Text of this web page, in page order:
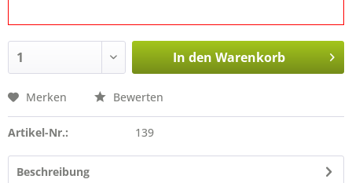
In den Warenkorb
Merken Bewerten
Artikel-Nr.: 139
Beschreibung